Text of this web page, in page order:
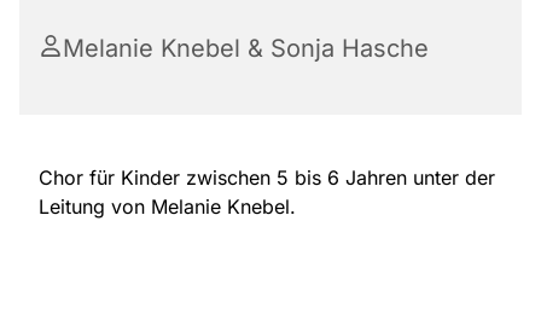
Melanie Knebel & Sonja Hasche
Chor für Kinder zwischen 5 bis 6 Jahren unter der
Leitung von Melanie Knebel.